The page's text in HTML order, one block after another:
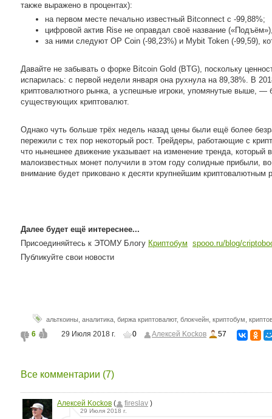
также выражено в процентах):
на первом месте печально известный Bitconnect с -99,88%;
цифровой актив Rise не оправдал своё название
за ними следуют OP Coin (-98,23%) и Mybit Token (-99,59),
Давайте не забывать о форке Bitcoin Gold (BTG), поскольку
испарилась: с первой недели января она рухнула на 89,38%. В
криптовалютного рынка, а успешные игроки, упомянутые выше,
существующих криптовалют.
Однако чуть больше трёх недель назад цены были ещё более
пережили с тех пор некоторый рост. Трейдеры, работающие с
что нынешнее движение указывает на изменение тренда, который
малоизвестных монет получили в этом году солидные прибыли,
внимание будет приковано к десяти крупнейшим криптовалютным
Далее будет ещё интереснее...
Присоединяйтесь к ЭТОМУ Блогу Криптобум spooo.ru/blog/
Публикуйте свои новости
альткоины аналитика биржа криптовалют, блокчейн криптобум
6 29 Июля 2018 г. 0 Aлексей Kockoв 57
Все комментарии (7)
Aлексей Kockoв ( fireslav )
29 Июля 2018 г.